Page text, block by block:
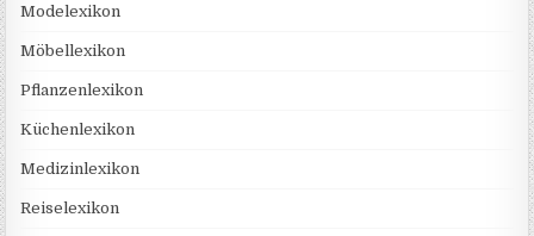
Modelexikon
Möbellexikon
Pflanzenlexikon
Küchenlexikon
Medizinlexikon
Reiselexikon